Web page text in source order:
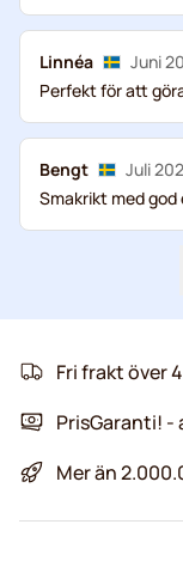
Linnéa
Juni
Perfekt för att
Bengt
Juli
Smakrikt med
Fri frakt över
PrisGaranti! -
Mer än